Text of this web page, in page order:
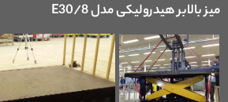
میز بالابر هیدرولیکی مدل E30/8